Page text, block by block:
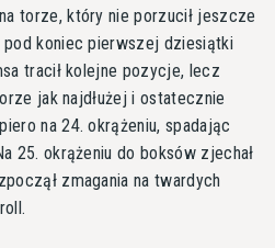
torze, który nie porzucił jeszcze
pod koniec pierwszej dziesiątki
tracił kolejne pozycje, lecz
jak najdłużej i ostatecznie
na 24. okrążeniu, spadając
25. okrążeniu do boksów zjechał
zmagania na twardych